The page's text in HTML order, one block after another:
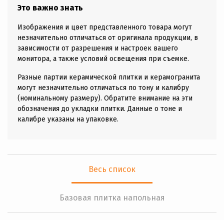
Это важно знать
Изображения и цвет представленного товара могут
незначительно отличаться от оригинала продукции, в
зависимости от разрешения и настроек вашего
монитора, а также условий освещения при съемке.
Разные партии керамической плитки и керамогранита
могут незначительно отличаться по тону и калибру
(номинальному размеру). Обратите внимание на эти
обозначения до укладки плитки. Данные о тоне и
калибре указаны на упаковке.
Весь список
Базовая плитка напольная